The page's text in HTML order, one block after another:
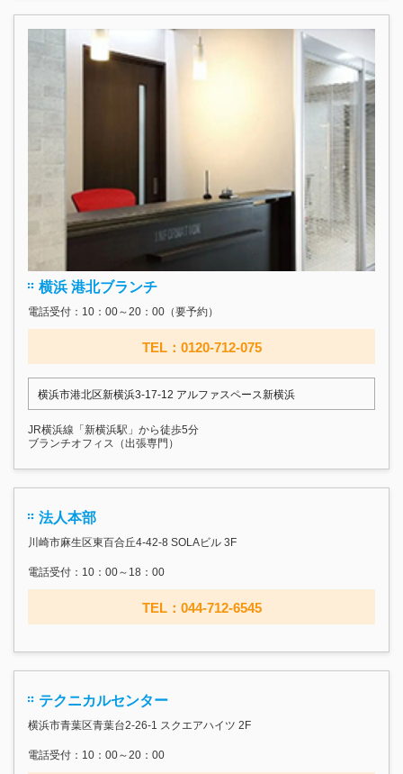
横浜 港北ブランチ
電話受付：10：00～20：00（要予約）
TEL：0120-712-075
横浜市港北区新横浜3-17‐12 アルファスペース新横浜
JR横浜線「新横浜駅」から徒歩5分
ブランチオフィス（出張専門）
法人本部
川崎市麻生区東百合丘4-42-8 SOLAビル 3F
電話受付：10：00～18：00
TEL：044-712-6545
テクニカルセンター
横浜市青葉区青葉台2-26-1 スクエアハイツ 2F
電話受付：10：00～20：00